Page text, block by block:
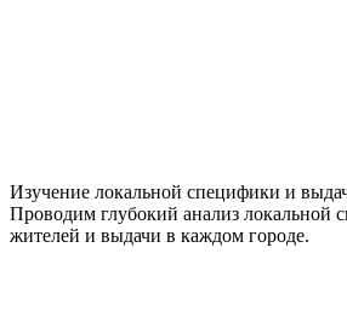
Изучение локальной специфики и
Проводим глубокий анализ локальной
жителей и выдачи в каждом городе.